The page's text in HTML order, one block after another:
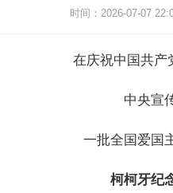
时间：2026-07-07
在庆祝中国共产
中央宣
一批全国爱国
柯柯牙纪